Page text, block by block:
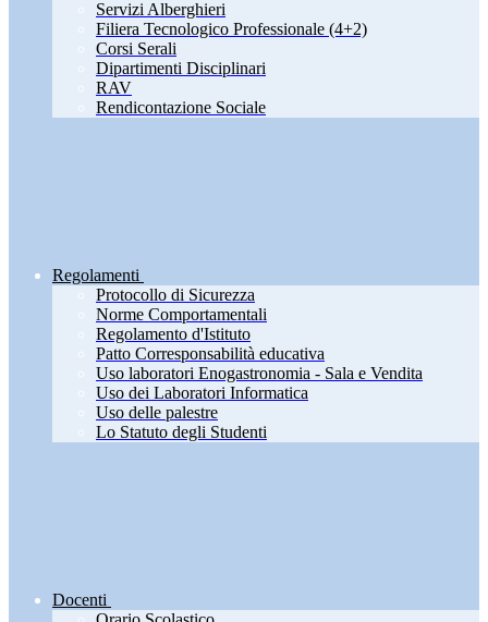
Servizi Alberghieri
Filiera Tecnologico Professionale (4+2)
Corsi Serali
Dipartimenti Disciplinari
RAV
Rendicontazione Sociale
Regolamenti
Protocollo di Sicurezza
Norme Comportamentali
Regolamento d'Istituto
Patto Corresponsabilità educativa
Uso laboratori Enogastronomia - Sala e Vendita
Uso dei Laboratori Informatica
Uso delle palestre
Lo Statuto degli Studenti
Docenti